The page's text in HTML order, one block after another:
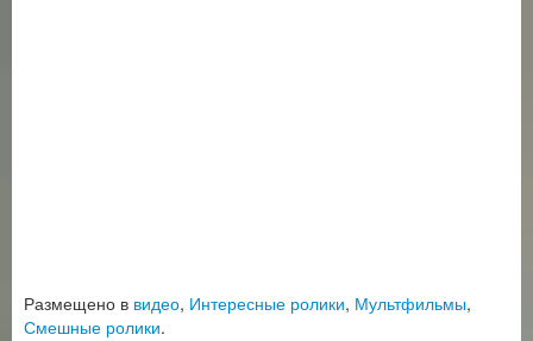
Размещено в видео, Интересные ролики, Мультфильмы,
Смешные ролики.